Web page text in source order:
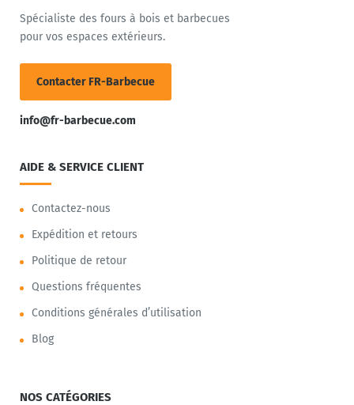
Spécialiste des fours à bois et barbecues
pour vos espaces extérieurs.
Contacter FR-Barbecue
info@fr-barbecue.com
AIDE & SERVICE CLIENT
Contactez-nous
Expédition et retours
Politique de retour
Questions fréquentes
Conditions générales d’utilisation
Blog
NOS CATÉGORIES